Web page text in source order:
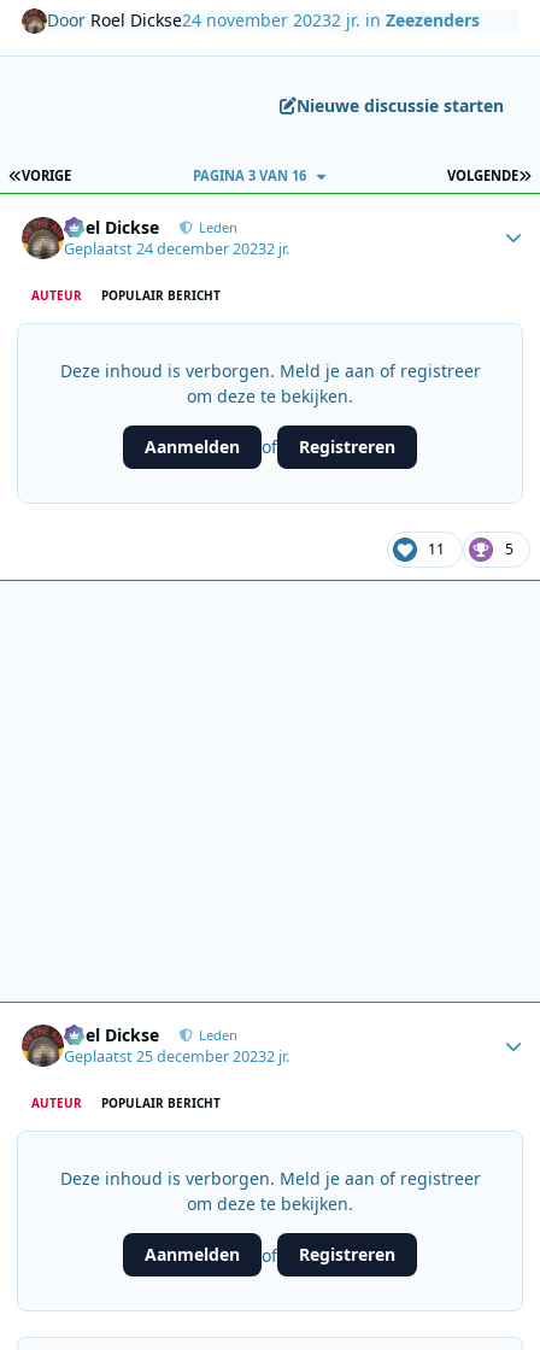
Door Roel Dickse24 november 20232 jr. inZeezenders
Nieuwe discussie starten
EERSTE PAGINA
VORIGE VOLGENDE
PAGINA 3 VAN 16
Roel Dickse Leden
Geplaatst24 december 20232 jr.
AUTEUR POPULAIR BERICHT
Deze inhoud is verborgen. Meld je aan of registreer
om deze te bekijken.
Aanmelden of Registreren
11 5
Roel Dickse Leden
Geplaatst25 december 20232 jr.
AUTEUR POPULAIR BERICHT
Deze inhoud is verborgen. Meld je aan of registreer
om deze te bekijken.
Aanmelden of Registreren